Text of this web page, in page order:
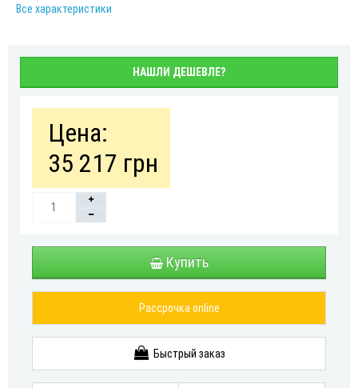
Все характеристики
НАШЛИ ДЕШЕВЛЕ?
Цена:
35 217 грн
Купить
Рассрочка online
Быстрый заказ